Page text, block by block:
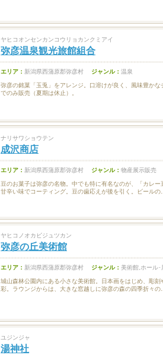
ヤヒコオンセンカンコウリョカンクミアイ
弥彦温泉観光旅館組合
エリア： 新潟県西蒲原郡弥彦村 ジャンル： 温泉
弥彦の銘菓「玉兎」をアレンジ。口溶けが良く、風味豊か
でのみ販売（夏期は休止）。
ナリサワショウテン
成沢商店
エリア： 新潟県西蒲原郡弥彦村 ジャンル： 物産展示販売
豆のお菓子は弥彦の名物。中でも特に有名なのが、「カレ
甘辛い味でコーティング。豆の歯応えが後を引く。ビールの...
ヤヒコノオカビジュツカン
弥彦の丘美術館
エリア： 新潟県西蒲原郡弥彦村 ジャンル： 美術館,ホール･
城山森林公園内にある小さな美術館。日本画をはじめ、彫
彩。ラウンジからは、大きな窓越しに弥彦の森の四季折々の...
ユジンジャ
湯神社